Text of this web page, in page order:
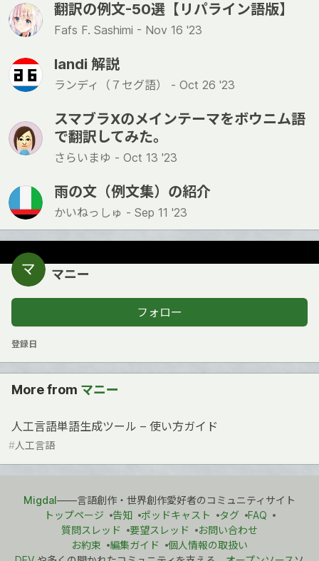
翻訳の例文-50選【リパライン語版】
Fafs F. Sashimi - Nov 16 '23
landi 解説
ランディ（７セグ語） - Oct 26 '23
スマブラXのメインテーマをボウニム語
で翻訳してみた。
さらいまゆ - Oct 13 '23
雨の文（例文集）の紹介
かいねっしゅ - Sep 11 '23
マニー
フォロー
登録日
More from マニー
人工言語単語生成ツール – 使い方ガイド
#人工言語
Migdal――言語創作・世界創作愛好者のコミュニティサイト
トップページ
告知 ポッドキャスト タグ
FAQ
質問スレッド
要望スレッド
お問い合わせ
お約束
編集ガイド
個人情報の取扱い